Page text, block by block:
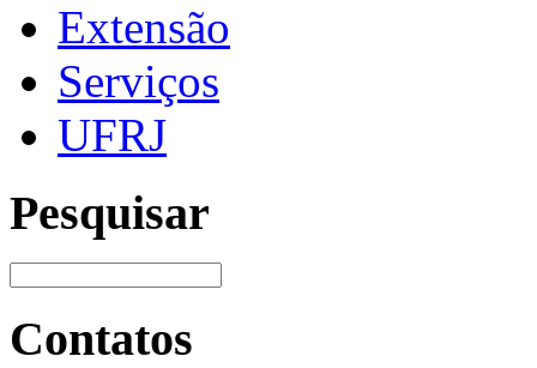
Extensão
Serviços
UFRJ
Pesquisar
Contatos